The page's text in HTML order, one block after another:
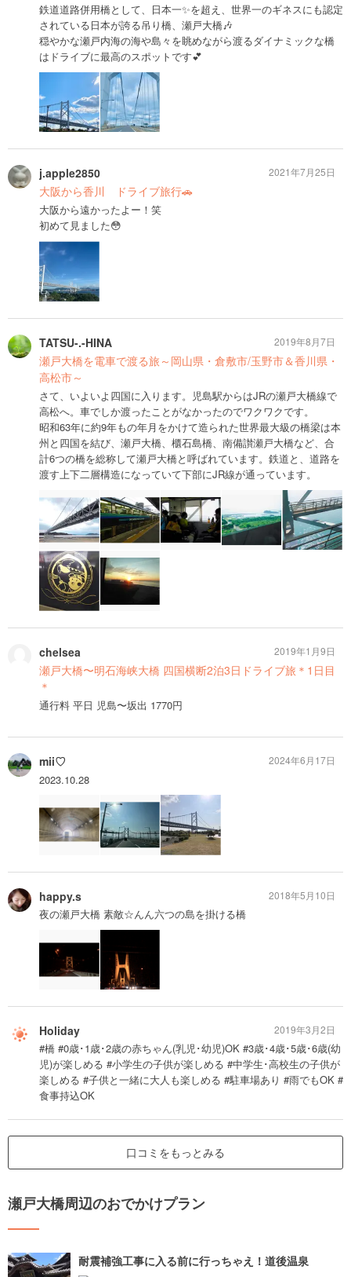
鉄道道路併用橋として、日本一✨を超え、世界一のギネスにも認定
されている日本が誇る吊り橋、瀬戸大橋🎶
穏やかな瀬戸内海の海や島々を眺めながら渡るダイナミックな橋
はドライブに最高のスポットです💕
j.apple2850
大阪から香川 ドライブ旅行🚗
大阪から遠かったよー！笑
初めて見ました😳
2021年7月25日
TATSU-.-HINA
瀬戸大橋を電車で渡る旅～岡山県・倉敷市/玉野市＆香川県・
高松市～
さて、いよいよ四国に入ります。児島駅からはJRの瀬戸大橋線で
高松へ。車でしか渡ったことがなかったのでワクワクです。
昭和63年に約9年もの年月をかけて造られた世界最大級の橋梁は本
州と四国を結び、瀬戸大橋、櫃石島橋、南備讃瀬戸大橋など、合
計6つの橋を総称して瀬戸大橋と呼ばれています。鉄道と、道路を
渡す上下二層構造になっていて下部にJR線が通っています。
2019年8月7日
chelsea
瀬戸大橋〜明石海峡大橋 四国横断2泊3日ドライブ旅＊1日目
＊
通行料 平日 児島〜坂出 1770円
2019年1月9日
mii♡
2023.10.28
2024年6月17日
happy.s
夜の瀬戸大橋 素敵☆んん六つの島を掛ける橋
2018年5月10日
Holiday
#橋 #0歳･1歳･2歳の赤ちゃん(乳児･幼児)OK #3歳･4歳･5歳･6歳(幼
児)が楽しめる #小学生の子供が楽しめる #中学生･高校生の子供が
楽しめる #子供と一緒に大人も楽しめる #駐車場あり #雨でもOK #
食事持込OK
2019年3月2日
口コミをもっとみる
瀬戸大橋周辺のおでかけプラン
耐震補強工事に入る前に行っちゃえ！道後温泉